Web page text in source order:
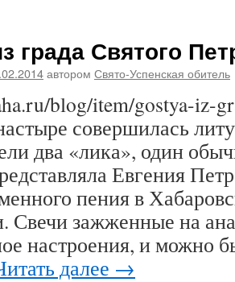
града Святого
автором Свято-Успенская обитель
blog/item/gostya-iz-
совершилась
два «лика», один
Евгения
пения в
Свечи зажженные на
настроения, и можно
далее →